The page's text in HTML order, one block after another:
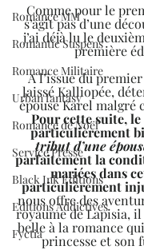
Romance MM
Romantic Suspens
Romance Militaire
Urban fantasy
Romance de Noël
Service Presse
Black Ink Editions
Editions Addictives
Fyctia
Comme pour le
s’agit pas d’une
j’ai déjà lu le
première
A l’issue du
laissé Kalliopée,
épouse Karel malgré
Pour cette suite,
particulièrement
tribut d’une
parfaitement la
mariées dans
particulièrement
nous offre des
royaume de Lapisia,
belle à la romance
princesse et son